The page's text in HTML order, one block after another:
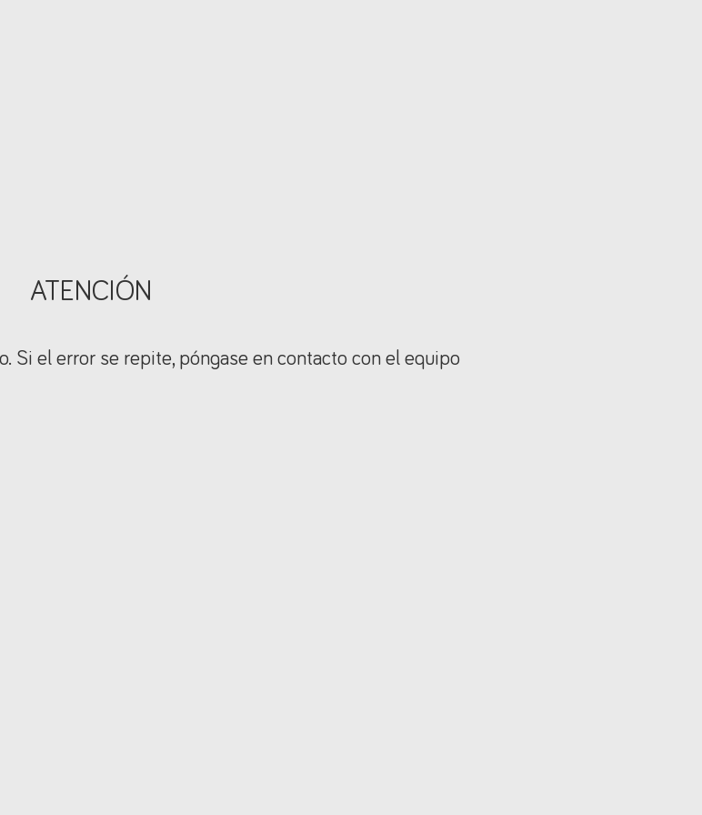
ATENCIÓN
Si el error se repite, póngase en contacto con el equipo